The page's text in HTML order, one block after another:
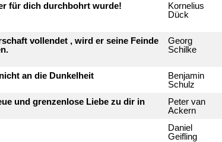
für dich durchbohrt wurde!
Kornelius
Dück
vollendet , wird er seine Feinde
Georg
Schilke
an die Dunkelheit
Benjamin
Schulz
und grenzenlose Liebe zu dir in
Peter van
Ackern
Daniel
Geifling